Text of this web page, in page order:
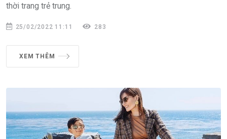
thời trang trẻ trung.
25/02/2022 11:11 283
XEM THÊM